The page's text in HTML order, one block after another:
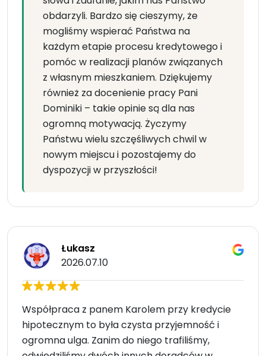
obdarzyli. Bardzo się cieszymy, że
mogliśmy wspierać Państwa na
każdym etapie procesu kredytowego i
pomóc w realizacji planów związanych
z własnym mieszkaniem. Dziękujemy
również za docenienie pracy Pani
Dominiki – takie opinie są dla nas
ogromną motywacją. Życzymy
Państwu wielu szczęśliwych chwil w
nowym miejscu i pozostajemy do
dyspozycji w przyszłości!
Łukasz
2026.07.10
Współpraca z panem Karolem przy kredycie
hipotecznym to była czysta przyjemność i
ogromna ulga. Zanim do niego trafiliśmy,